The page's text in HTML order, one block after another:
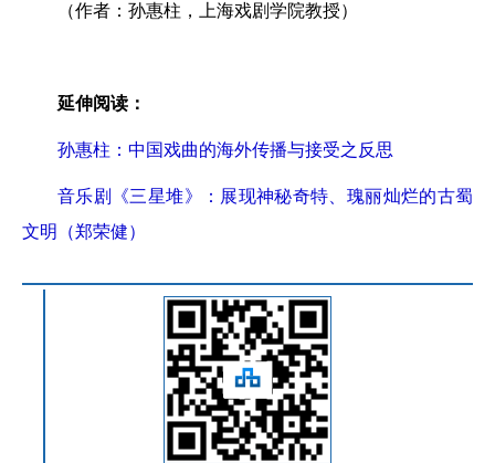
（作者：孙惠柱，上海戏剧学院教授）
延伸阅读：
孙惠柱：中国戏曲的海外传播与接受之反思
音乐剧《三星堆》：展现神秘奇特、瑰丽灿烂的古蜀
文明（郑荣健）